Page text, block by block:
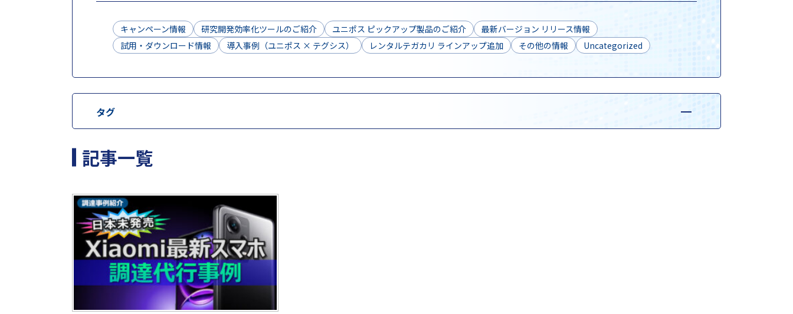
キャンペーン情報 研究開発効率化ツールのご紹介 ユニポス ピックアップ製品のご紹介
最新バージョン リリース情報
試用・ダウンロード情報
導入事例（ユニポス × テグシス） レンタルテガカリ ラインアップ追加 その他の情報 Uncategorized
タグ
記事一覧